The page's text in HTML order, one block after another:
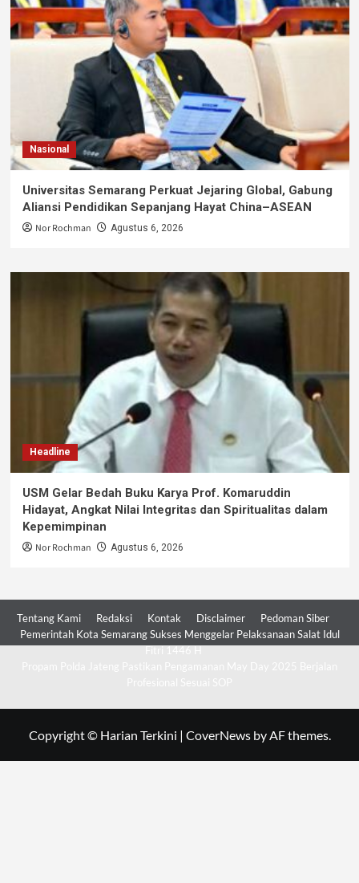
Nasional
Universitas Semarang Perkuat Jejaring Global, Gabung
Aliansi Pendidikan Sepanjang Hayat China–ASEAN
Nor Rochman Agustus 6, 2026
Headline
USM Gelar Bedah Buku Karya Prof. Komaruddin
Hidayat, Angkat Nilai Integritas dan Spiritualitas dalam
Kepemimpinan
Nor Rochman Agustus 6, 2026
Tentang Kami Redaksi Kontak Disclaimer
Pedoman Siber
Pemerintah Kota Semarang Sukses Menggelar Pelaksanaan Salat Idul
Copyright © Harian Terkini | CoverNewsby AF themes.